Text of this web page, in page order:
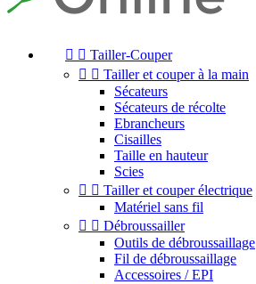
  Tailler-Couper
  Tailler et couper à la main
Sécateurs
Sécateurs de récolte
Ebrancheurs
Cisailles
Taille en hauteur
Scies
  Tailler et couper électrique
Matériel sans fil
  Débroussailler
Outils de débroussaillage
Fil de débroussaillage
Accessoires / EPI